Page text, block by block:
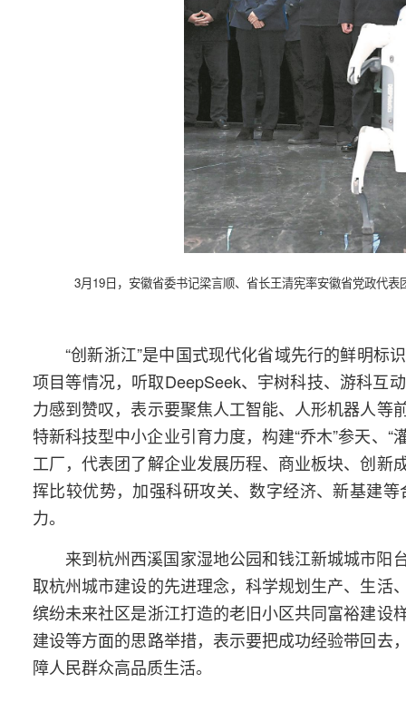
3月19日，安徽省委书记梁言顺、省长王清宪率安徽省党政代
“创新浙江”是中国式现代化省域先行的鲜明
项目等情况，听取DeepSeek、宇树科技、游科互
力感到赞叹，表示要聚焦人工智能、人形机器人
特新科技型中小企业引育力度，构建“乔木”参天、
工厂，代表团了解企业发展历程、商业板块、创
挥比较优势，加强科研攻关、数字经济、新基建
力。
来到杭州西溪国家湿地公园和钱江新城城市阳
取杭州城市建设的先进理念，科学规划生产、生活
缤纷未来社区是浙江打造的老旧小区共同富裕建设
建设等方面的思路举措，表示要把成功经验带回
障人民群众高品质生活。